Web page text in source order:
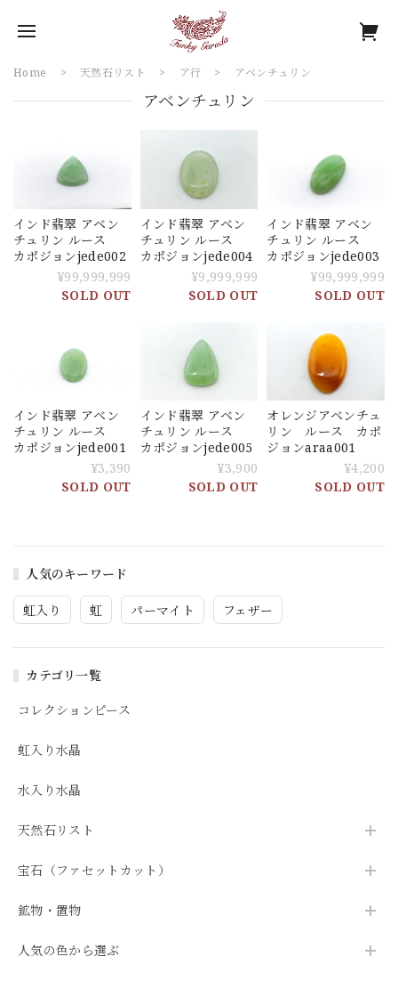
人気のキーワード
虹入り 虹 パーマイト フェザー
カテゴリ一覧
コレクションピース
虹入り水晶
水入り水晶
天然石リスト
宝石（ファセットカット）
鉱物・置物
人気の色から選ぶ
Home 天然石リスト ア行 アベンチュリン
アベンチュリン
インド翡翠 アベン
チュリン ルース
カポジョンjede002
¥99,999,999
SOLD OUT
インド翡翠 アベン
チュリン ルース
カポジョンjede004
¥9,999,999
SOLD OUT
インド翡翠 アベン
チュリン ルース
カポジョンjede003
¥99,999,999
SOLD OUT
インド翡翠 アベン
チュリン ルース
カポジョンjede001
¥3,390
SOLD OUT
インド翡翠 アベン
チュリン ルース
カポジョンjede005
¥3,900
SOLD OUT
オレンジアベンチュ
リン ルース カポ
ジョンaraa001
¥4,200
SOLD OUT